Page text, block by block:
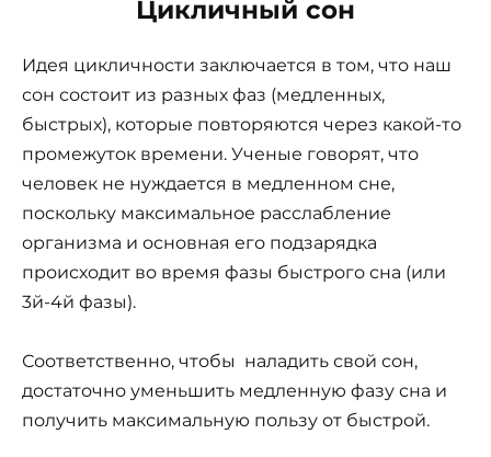
Цикличный сон
Идея цикличности заключается в том, что наш
сон состоит из разных фаз (медленных,
быстрых), которые повторяются через какой-то
промежуток времени. Ученые говорят, что
человек не нуждается в медленном сне,
поскольку максимальное расслабление
организма и основная его подзарядка
происходит во время фазы быстрого сна (или
3й-4й фазы).
Соответственно, чтобы наладить свой сон,
достаточно уменьшить медленную фазу сна и
получить максимальную пользу от быстрой.